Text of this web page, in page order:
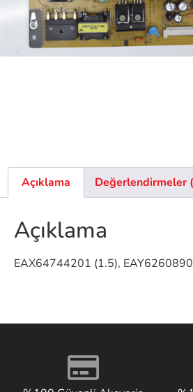
Açıklama Değerlendirmeler
Açıklama
EAX64744201 (1.5),